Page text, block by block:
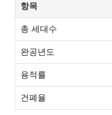
항목
총 세대수
완공년도
용적률
건폐율